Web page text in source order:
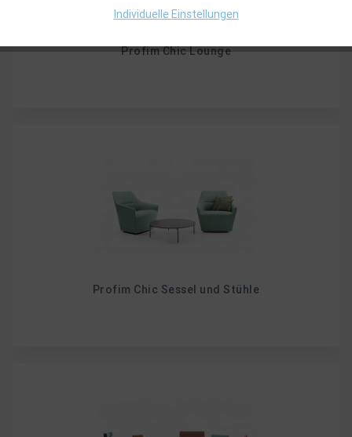
Profim Chic Lounge
Profim Chic Sessel und Stühle
Individuelle Einstellungen